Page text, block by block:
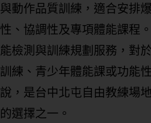
與動作品質訓練，適合安排
性、協調性及專項體能課程
能檢測與訓練規劃服務，對
訓練、青少年體能課或功能
說，是台中北屯自由教練場
的選擇之一。